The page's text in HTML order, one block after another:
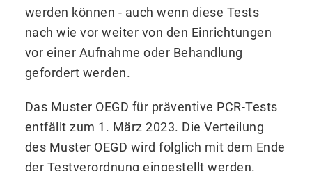
werden können - auch wenn diese Tests
nach wie vor weiter von den Einrichtungen
vor einer Aufnahme oder Behandlung
gefordert werden.
Das Muster OEGD für präventive PCR-Tests
entfällt zum 1. März 2023. Die Verteilung
des Muster OEGD wird folglich mit dem Ende
der Testverordnung eingestellt werden.